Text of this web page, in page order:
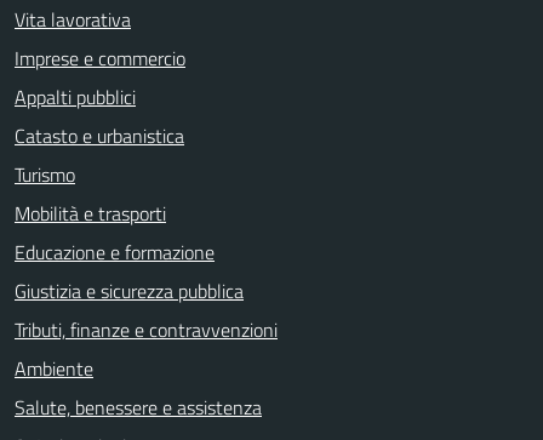
Vita lavorativa
Imprese e commercio
Appalti pubblici
Catasto e urbanistica
Turismo
Mobilità e trasporti
Educazione e formazione
Giustizia e sicurezza pubblica
Tributi, finanze e contravvenzioni
Ambiente
Salute, benessere e assistenza